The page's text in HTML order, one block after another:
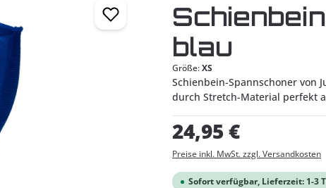
blau
Größe:XS
Schienbein-Spannschoner von
durch Stretch-Material perfekt
Regulärer Preis:
24,95 €
Preise inkl. MwSt. zzgl. Versandkosten
Sofort verfügbar, Lieferzeit: 1-3